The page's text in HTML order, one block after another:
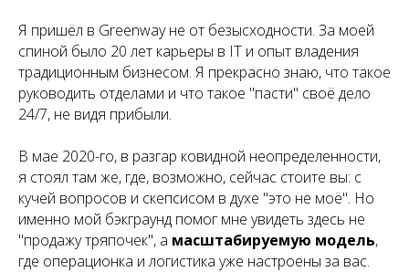
Я пришёл в Greenway не от безысходности. За моей
спиной было 20 лет карьеры в IT и опыт владения
традиционным бизнесом. Я прекрасно знаю, что такое
руководить отделами и что такое "пасти" своё дело
24/7, не видя прибыли.
В мае 2020-го, в разгар ковидной неопределенности,
я стоял там же, где, возможно, сейчас стоите вы: с
кучей вопросов и скепсисом в духе "это не моё". Но
именно мой бэкграунд помог мне увидеть здесь не
"продажу тряпочек", а масштабируемую модель,
где операционка и логистика уже настроены за вас.